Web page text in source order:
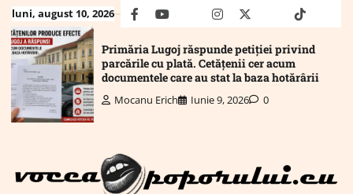
Skip
to
content
luni, august 10, 2026 facebookyoutubeMailinstagram
twitter truthtiktok
Primăria Lugoj răspunde petiției privind
parcările cu plată. Cetățenii cer acum
documentele care au stat la baza hotărârii
Mocanu Erich Iunie 9, 2026 0